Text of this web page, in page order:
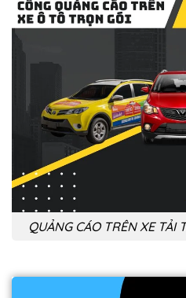
QUẢNG CÁO TRÊN XE TẢI